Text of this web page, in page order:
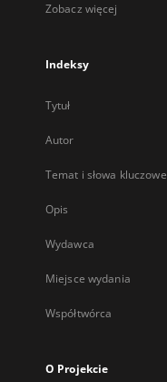
Zobacz więcej
Indeksy
Tytuł
Autor
Temat i słowa kluczowe
Opis
Wydawca
Miejsce wydania
Współtwórca
O Projekcie